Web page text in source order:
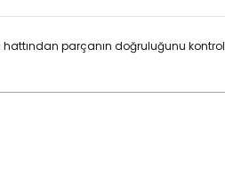
hattından parçanın doğruluğunu kontrol